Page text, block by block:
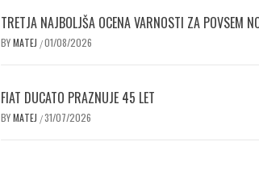
TRETJA NAJBOLJŠA OCENA VARNOSTI ZA POVSEM
BYMATEJ /01/08/2026
FIAT DUCATO PRAZNUJE 45 LET
BYMATEJ /31/07/2026